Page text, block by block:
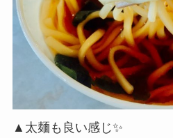
▲太麺も良い感じ✨